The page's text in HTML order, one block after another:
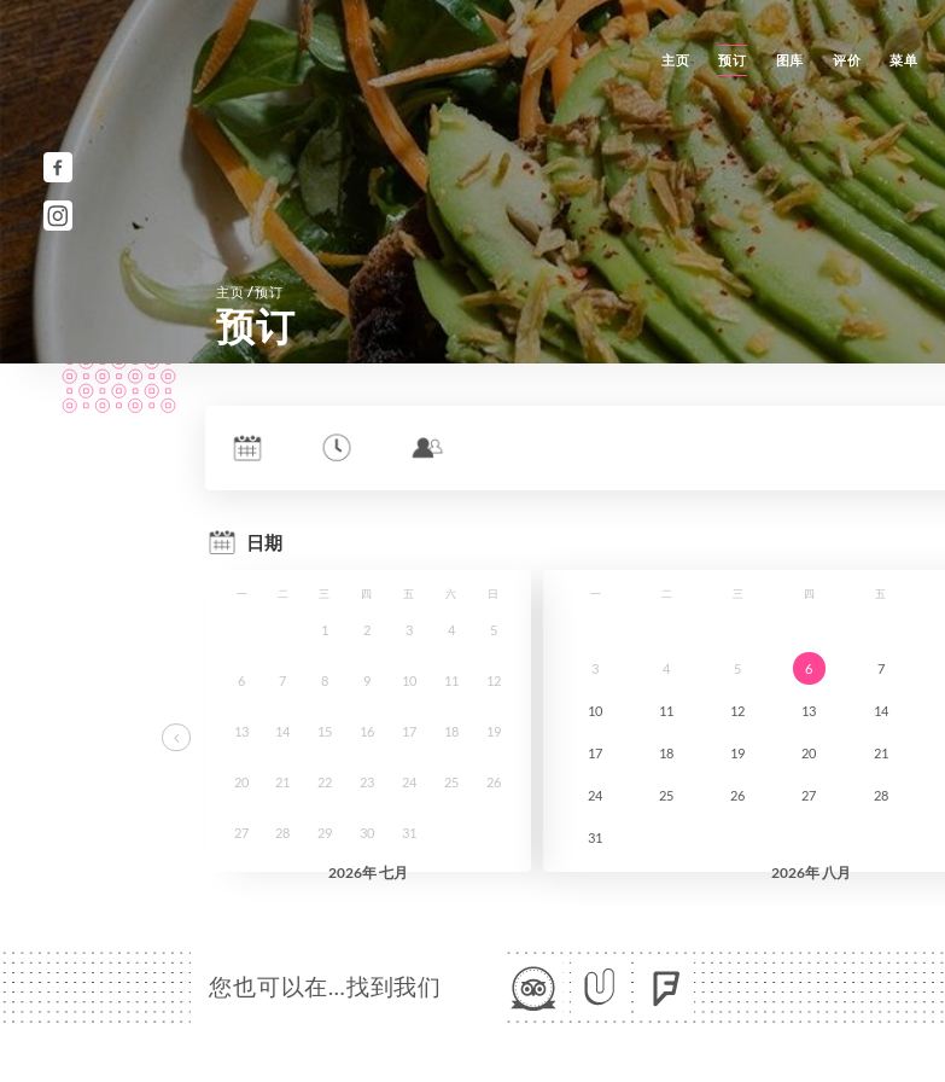
主页 预订 图库 评价 菜单
主页/预订
预订
您也可以在…找到我们